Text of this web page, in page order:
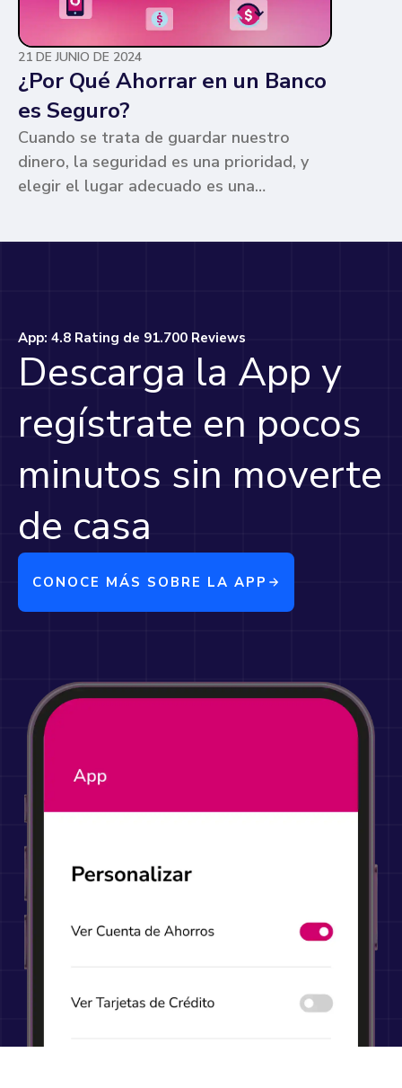
21 DE JUNIO DE 2024
¿Por Qué Ahorrar en un Banco
es Seguro?
Cuando se trata de guardar nuestro
dinero, la seguridad es una prioridad, y
elegir el lugar adecuado es una
App: 4.8 Rating de 91.700 Reviews
Descarga la App y
regístrate en pocos
minutos sin moverte
de casa
CONOCE MÁS SOBRE LA APP